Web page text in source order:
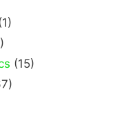
(15)